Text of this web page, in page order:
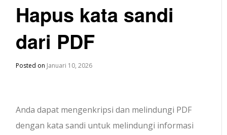
Hapus kata sandi
dari PDF
Posted on Januari 10, 2026
Anda dapat mengenkripsi dan melindungi PDF
dengan kata sandi untuk melindungi informasi